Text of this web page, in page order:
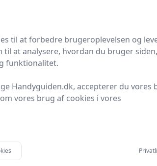
Duka One Pro 50 S
ventilator med
varmegenvinding, Ø160
4.799 kr. Til
til at forbedre brugeroplevelsen og
til at analysere, hvordan du bruger
funktionalitet.
Handyguiden.dk, accepterer du vores
vores brug af cookies i vores